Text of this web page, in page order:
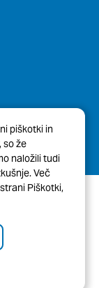
piškotki in
so že
naložili tudi
Več
Piškotki,